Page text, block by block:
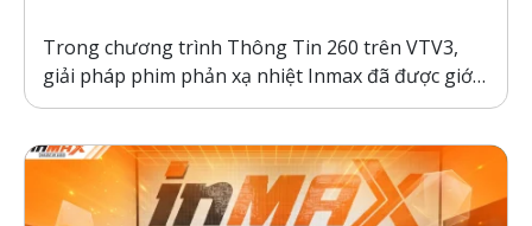
Trong chương trình Thông Tin 260 trên VTV3,
giải pháp phim phản xạ nhiệt Inmax đã được giới
thiệu như một bước tiến công nghệ giúp bảo vệ ô
nóng gay gắt. Thực tế kiểm nghiệm cho thấy, ô...